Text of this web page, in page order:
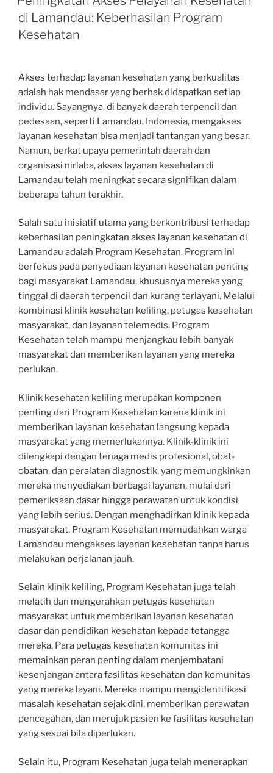
di Lamandau: Keberhasilan Program
Kesehatan
Akses terhadap layanan kesehatan yang berkualitas
adalah hak mendasar yang berhak didapatkan setiap
individu. Sayangnya, di banyak daerah terpencil dan
pedesaan, seperti Lamandau, Indonesia, mengakses
layanan kesehatan bisa menjadi tantangan yang besar.
Namun, berkat upaya pemerintah daerah dan
organisasi nirlaba, akses layanan kesehatan di
Lamandau telah meningkat secara signifikan dalam
beberapa tahun terakhir.
Salah satu inisiatif utama yang berkontribusi terhadap
keberhasilan peningkatan akses layanan kesehatan di
Lamandau adalah Program Kesehatan. Program ini
berfokus pada penyediaan layanan kesehatan penting
bagi masyarakat Lamandau, khususnya mereka yang
tinggal di daerah terpencil dan kurang terlayani. Melalui
kombinasi klinik kesehatan keliling, petugas kesehatan
masyarakat, dan layanan telemedis, Program
Kesehatan telah mampu menjangkau lebih banyak
masyarakat dan memberikan layanan yang mereka
perlukan.
Klinik kesehatan keliling merupakan komponen
penting dari Program Kesehatan karena klinik ini
memberikan layanan kesehatan langsung kepada
masyarakat yang memerlukannya. Klinik-klinik ini
dilengkapi dengan tenaga medis profesional, obat-
obatan, dan peralatan diagnostik, yang memungkinkan
mereka menyediakan berbagai layanan, mulai dari
pemeriksaan dasar hingga perawatan untuk kondisi
yang lebih serius. Dengan menghadirkan klinik kepada
masyarakat, Program Kesehatan memudahkan warga
Lamandau mengakses layanan kesehatan tanpa harus
melakukan perjalanan jauh.
Selain klinik keliling, Program Kesehatan juga telah
melatih dan mengerahkan petugas kesehatan
masyarakat untuk memberikan layanan kesehatan
dasar dan pendidikan kesehatan kepada tetangga
mereka. Para petugas kesehatan komunitas ini
memainkan peran penting dalam menjembatani
kesenjangan antara fasilitas kesehatan dan komunitas
yang mereka layani. Mereka mampu mengidentifikasi
masalah kesehatan sejak dini, memberikan perawatan
pencegahan, dan merujuk pasien ke fasilitas kesehatan
yang sesuai bila diperlukan.
Selain itu, Program Kesehatan juga telah menerapkan